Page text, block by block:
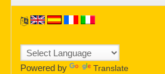
Powered by Translate